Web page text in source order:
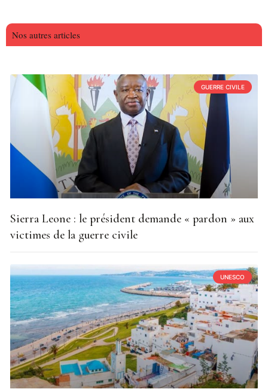
Nos autres articles
GUERRE CIVILE
Sierra Leone : le président demande « pardon » aux
victimes de la guerre civile
UNESCO